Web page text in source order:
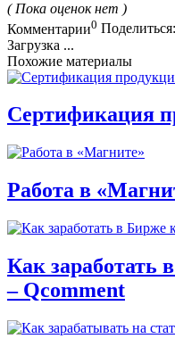
( Пока оценок нет )
Комментарии0 Поделиться:
Загрузка ...
Похожие материалы
Сертификация
Работа в
Как заработать
– Qcomment